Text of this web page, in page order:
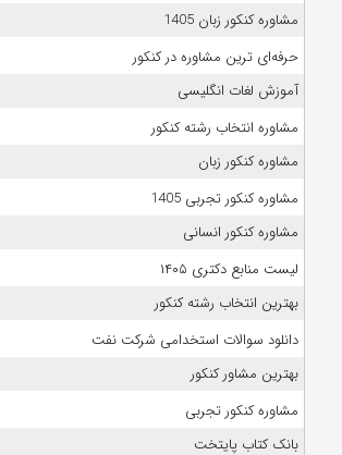
مشاوره کنکور زبان 1405
حرفه‌ای ترین مشاوره در کنکور
آموزش لغات انگلیسی
مشاوره انتخاب رشته کنکور
مشاوره کنکور زبان
مشاوره کنکور تجربی 1405
مشاوره کنکور انسانی
لیست منابع دکتری ۱۴۰۵
بهترین انتخاب رشته کنکور
دانلود سوالات استخدامی شرکت نفت
بهترین مشاور کنکور
مشاوره کنکور تجربی
بانک کتاب پایتخت